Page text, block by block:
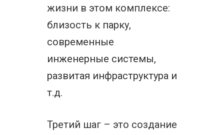
жизни в этом комплексе:
близость к парку,
современные
инженерные системы,
развитая инфраструктура и
т.д.
Третий шаг – это создание